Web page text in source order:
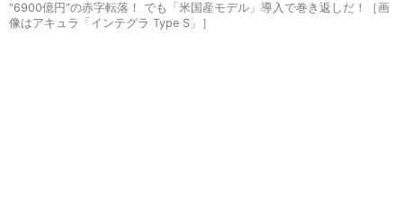
“6900億円”の赤字転落！ でも「米国産モデル」導入で巻き返しだ！［画
像はアキュラ「インテグラ Type S」］